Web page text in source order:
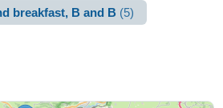
breakfast, B and B (5)